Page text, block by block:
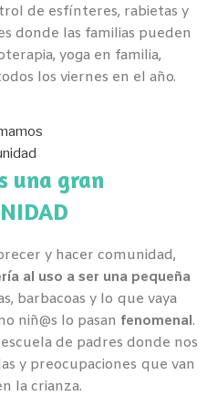
de esfínteres, rabietas y
donde las familias pueden
yoga en familia,
los viernes en el año.
una gran
y hacer comunidad,
al uso a ser una pequeña
barbacoas y lo que vaya
niñ@s lo pasan fenomenal.
de padres donde nos
y preocupaciones que van
la crianza.